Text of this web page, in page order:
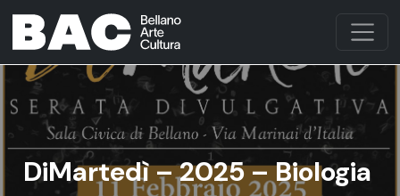
DiMartedì – 2025 – Biologia